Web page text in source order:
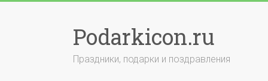
Podarkicon.ru
Праздники, подарки и поздравления